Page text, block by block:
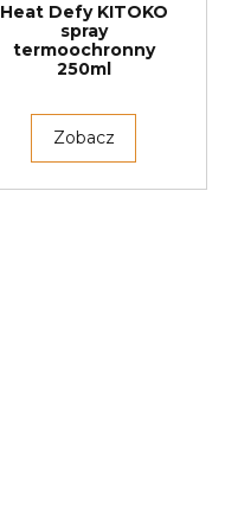
Heat Defy KITOKO
spray
termoochronny
250ml
Zobacz